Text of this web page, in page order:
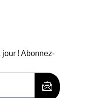
jour ! Abonnez-